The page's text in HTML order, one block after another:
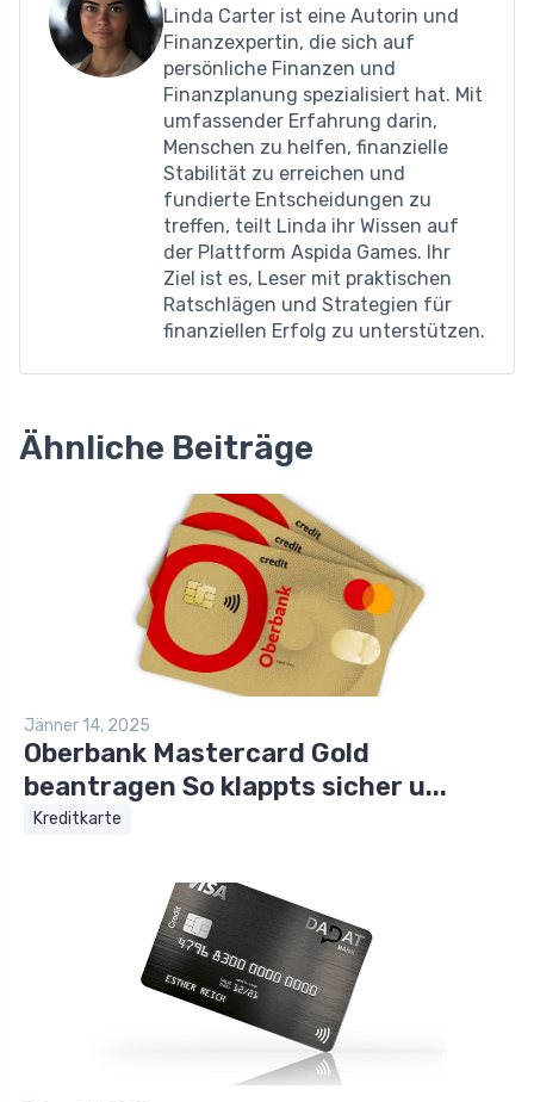
Linda Carter ist eine Autorin und
Finanzexpertin, die sich auf
persönliche Finanzen und
Finanzplanung spezialisiert hat. Mit
umfassender Erfahrung darin,
Menschen zu helfen, finanzielle
Stabilität zu erreichen und
fundierte Entscheidungen zu
treffen, teilt Linda ihr Wissen auf
der Plattform Aspida Games. Ihr
Ziel ist es, Leser mit praktischen
Ratschlägen und Strategien für
finanziellen Erfolg zu unterstützen.
Ähnliche Beiträge
Jänner 14, 2025
Oberbank Mastercard Gold
beantragen So klappts sicher u...
Kreditkarte